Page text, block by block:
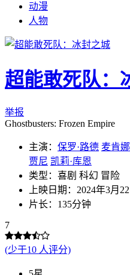
动漫
人物
超能敢死队：
举报
Ghostbusters: Frozen Empire
主演： 保罗·路德 麦肯
贾尼 凯莉·库恩
类型：喜剧 科幻 冒险
上映日期：2024年3月22
片长：135分钟
7
(少于10 人评分)